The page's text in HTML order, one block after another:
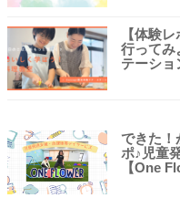
【体験
行ってみ
テーシ
できた
ポ♪児童
【One